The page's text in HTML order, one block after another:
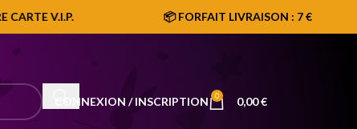
V.I.P. 📦 FORFAIT LIVRAISON : 7 €
CONNEXION / INSCRIPTION 0 0,00€